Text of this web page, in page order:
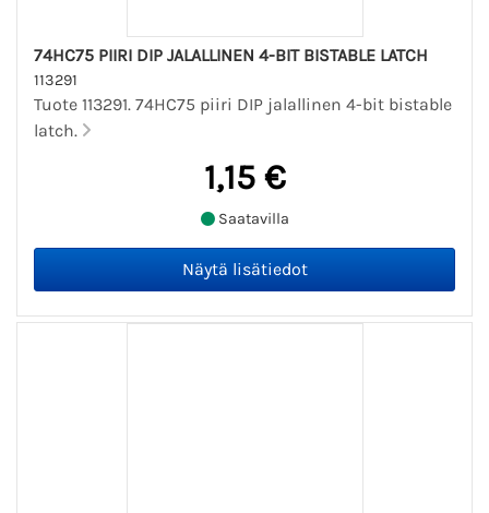
74HC75 PIIRI DIP JALALLINEN 4-BIT BISTABLE LATCH
113291
Tuote 113291. 74HC75 piiri DIP jalallinen 4-bit bistable
latch.
1,15 €
Saatavilla